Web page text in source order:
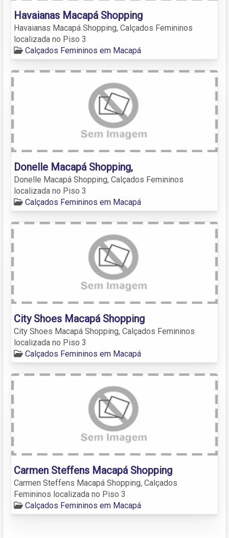
Havaianas Macapá Shopping
Havaianas Macapá Shopping, Calçados Femininos
localizada no Piso 3
Calçados Femininos em Macapá
Donelle Macapá Shopping,
Donelle Macapá Shopping, Calçados Femininos
localizada no Piso 3
Calçados Femininos em Macapá
City Shoes Macapá Shopping
City Shoes Macapá Shopping, Calçados Femininos
localizada no Piso 3
Calçados Femininos em Macapá
Carmen Steffens Macapá Shopping
Carmen Steffens Macapá Shopping, Calçados
Femininos localizada no Piso 3
Calçados Femininos em Macapá